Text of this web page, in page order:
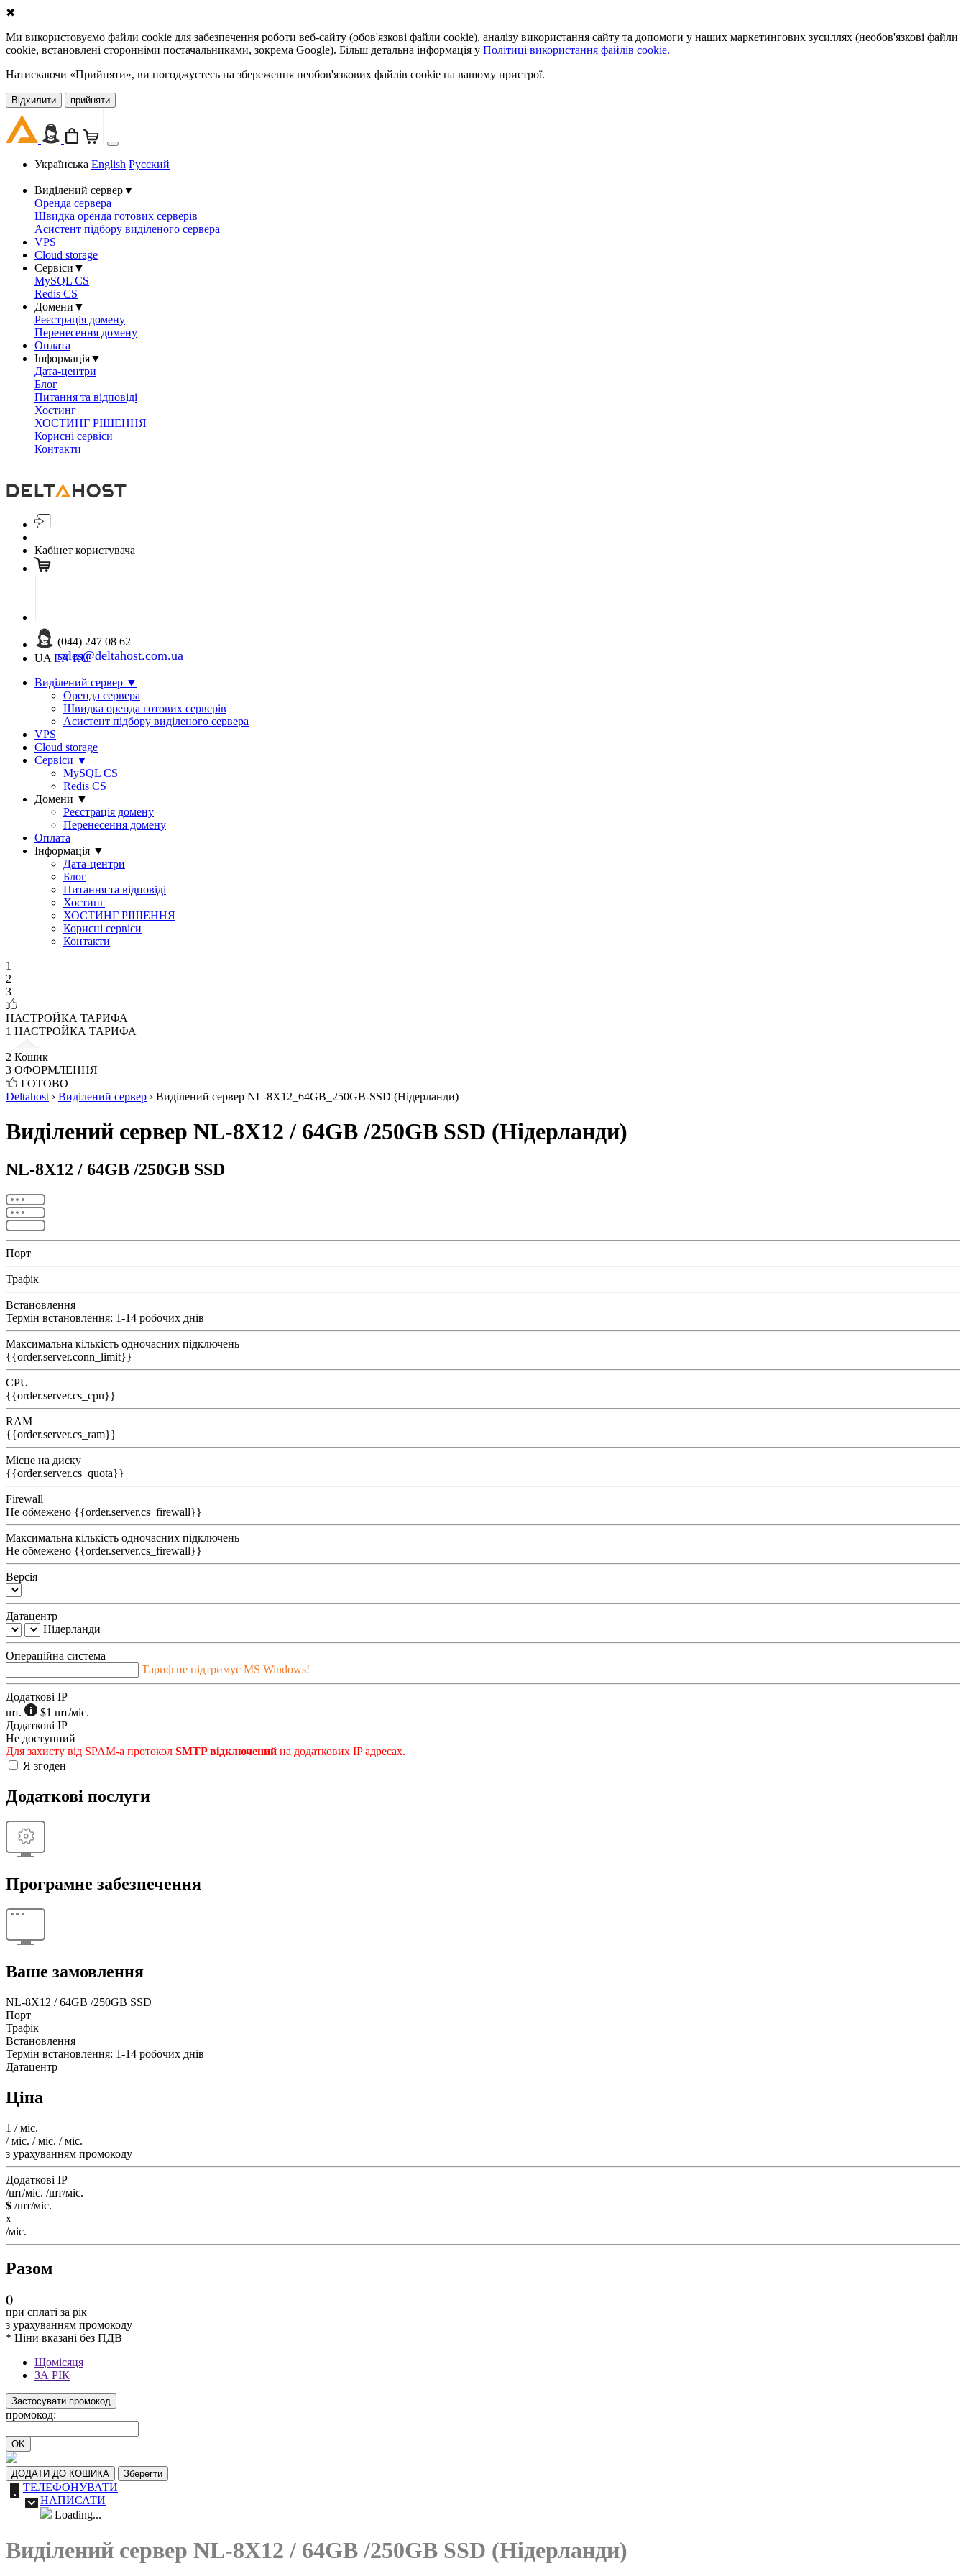
✖
Ми використовуємо файли cookie для забезпечення роботи веб-сайту (обов'язкові файли cookie), аналізу використання сайту та допомоги у наших маркетингових зусиллях (необов'язкові файли
cookie, встановлені сторонніми постачальниками, зокрема Google). Більш детальна інформація у Політиці використання файлів cookie.
Натискаючи «Прийняти», ви погоджуєтесь на збереження необов'язкових файлів cookie на вашому пристрої.
Відхилити прийняти
Українська English Русский
Виділений сервер▼
Оренда сервера
Швидка оренда готових серверів
Асистент підбору виділеного сервера
VPS
Cloud storage
Сервіси ▼
MySQL CS
Redis CS
Домени ▼
Реєстрація домену
Перенесення домену
Оплата
Інформація▼
Дата-центри
Блог
Питання та відповіді
Хостинг
ХОСТИНГ РІШЕННЯ
Корисні сервіси
Контакти
Кабінет користувача
(044) 247 08 62
sales@deltahost.com.ua
UA EN RU
Виділений сервер ▼
Оренда сервера
Швидка оренда готових серверів
Асистент підбору виділеного сервера
VPS
Cloud storage
Сервіси ▼
MySQL CS
Redis CS
Домени ▼
Реєстрація домену
Перенесення домену
Оплата
Інформація ▼
Дата-центри
Блог
Питання та відповіді
Хостинг
ХОСТИНГ РІШЕННЯ
Корисні сервіси
Контакти
1
2
3
НАСТРОЙКА ТАРИФА
1 НАСТРОЙКА ТАРИФА
2 Кошик
3 ОФОРМЛЕННЯ
ГОТОВО
Deltahost › Виділений сервер › Виділений сервер NL-8X12_64GB_250GB-SSD (Нідерланди)
Виділений сервер NL-8X12 / 64GB /250GB SSD (Нідерланди)
NL-8X12 / 64GB /250GB SSD
Порт
Трафік
Встановлення
Термін встановлення: 1-14 робочих днів
Максимальна кількість одночасних підключень
{{order.server.conn_limit}}
CPU
{{order.server.cs_cpu}}
RAM
{{order.server.cs_ram}}
Місце на диску
{{order.server.cs_quota}}
Firewall
Не обмежено {{order.server.cs_firewall}}
Максимальна кількість одночасних підключень
Не обмежено {{order.server.cs_firewall}}
Версія
Датацентр
Нідерланди
Операційна система
Тариф не підтримує MS Windows!
Додаткові IP
шт.
$1 шт/міс.
Додаткові IP
Не доступний
Для захисту від SPAM-а протокол SMTP відключений на додаткових IP адресах.
Я згоден
Додаткові послуги
Програмне забезпечення
Ваше замовлення
NL-8X12 / 64GB /250GB SSD
Порт
Трафік
Встановлення
Термін встановлення: 1-14 робочих днів
Датацентр
Ціна
1 / міс.
/ міс. / міс. / міс.
з урахуванням промокоду
Додаткові IP
/шт/міс. /шт/міс.
$ /шт/міс.
x
/міс.
Разом
()
при сплаті за рік
з урахуванням промокоду
* Ціни вказані без ПДВ
Щомісяця
ЗА РІК
Застосувати промокод
промокод:
OK
ДОДАТИ ДО КОШИКА Зберегти
ТЕЛЕФОНУВАТИ
НАПИСАТИ
Loading...
Виділений сервер NL-8X12 / 64GB /250GB SSD (Нідерланди)